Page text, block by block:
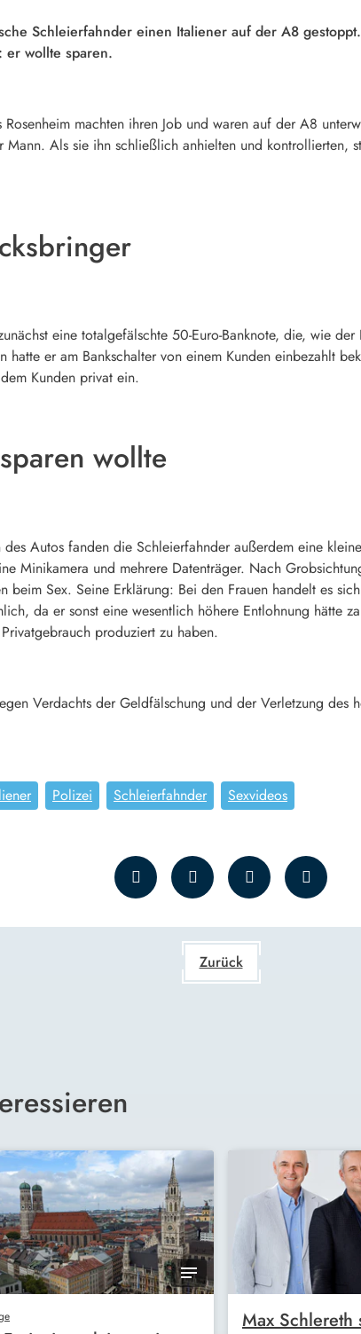
Schleierfahnder einen Italiener auf der A8
er wollte sparen.
machten ihren Job und waren auf der A8
Als sie ihn schließlich anhielten und kontrollierten,
eine totalgefälschte 50-Euro-Banknote, die, wie
er am Bankschalter von einem Kunden einbezahlt
Kunden privat ein.
wollte
Autos fanden die Schleierfahnder außerdem eine
Minikamera und mehrere Datenträger. Nach
beim Sex. Seine Erklärung: Bei den Frauen handelt es
da er sonst eine wesentlich höhere Entlohnung hätte
produziert zu haben.
Verdachts der Geldfälschung und der Verletzung des
Polizei Schleierfahnder Sexvideos
Zurück
Max Schlereth